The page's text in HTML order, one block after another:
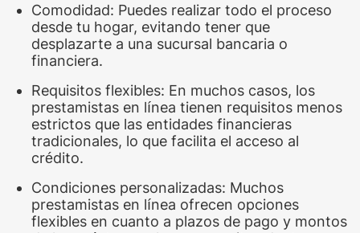
Comodidad: Puedes realizar todo el proceso
desde tu hogar, evitando tener que
desplazarte a una sucursal bancaria o
financiera.
Requisitos flexibles: En muchos casos, los
prestamistas en línea tienen requisitos menos
estrictos que las entidades financieras
tradicionales, lo que facilita el acceso al
crédito.
Condiciones personalizadas: Muchos
prestamistas en línea ofrecen opciones
flexibles en cuanto a plazos de pago y montos